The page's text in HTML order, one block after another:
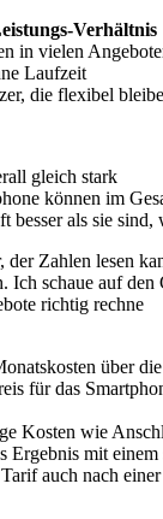
Verhältnis
in vielen
Laufzeit
die flexibel
gleich stark
können im
besser als sie sind,
der Zahlen lesen
Ich schaue auf den
richtig rechne
über
für das
Kosten wie
Ergebnis mit
auch nach